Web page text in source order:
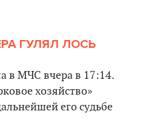
ГУЛЯЛ ЛОСЬ
в МЧС вчера в 17:14.
хозяйство»
его судьбе